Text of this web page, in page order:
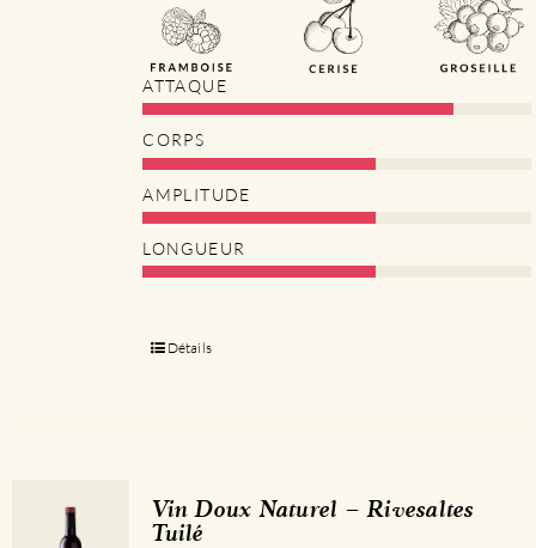
ATTAQUE
CORPS
AMPLITUDE
LONGUEUR
Détails
Vin Doux Naturel – Rivesaltes
Tuilé